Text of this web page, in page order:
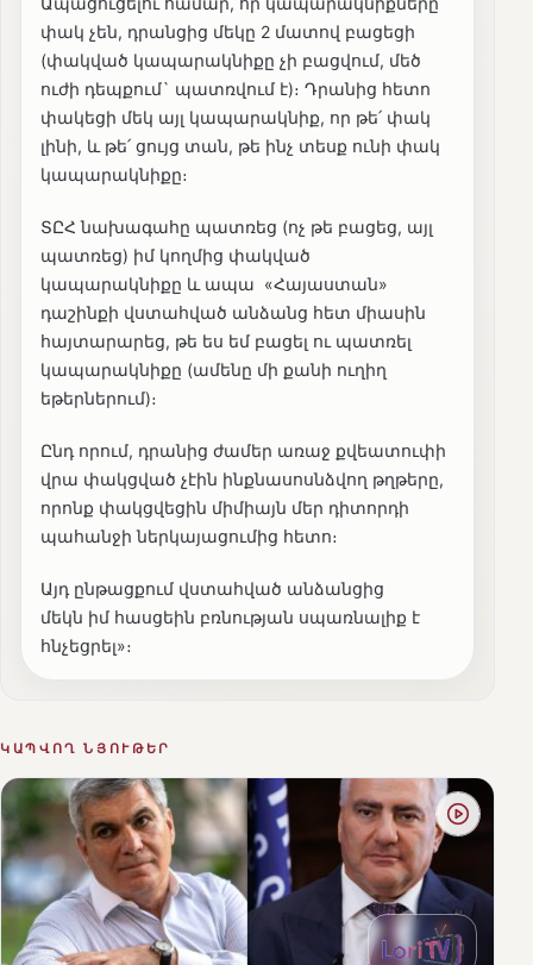
փակ չեն, դրանցից մեկը 2 մատով բացեցի
(փակված կապարակնիքը չի բացվում, մեծ
ուժի դեպքում` պատռվում է)։ Դրանից հետո
փակեցի մեկ այլ կապարակնիք, որ թե՛ փակ
լինի, և թե՛ ցույց տան, թե ինչ տեսք ունի փակ
կապարակնիքը։
ՏԸՀ նախագահը պատռեց (ոչ թե բացեց, այլ
պատռեց) իմ կողմից փակված
կապարակնիքը և ապա «Հայաստան»
դաշինքի վստահված անձանց հետ միասին
հայտարարեց, թե ես եմ բացել ու պատռել
կապարակնիքը (ամենը մի քանի ուղիղ
եթերներում)։
Ընդ որում, դրանից ժամեր առաջ քվեատուփի
վրա փակցված չէին ինքնասոսնձվող թղթերը,
որոնք փակցվեցին միմիայն մեր դիտորդի
պահանջի ներկայացումից հետո։
Այդ ընթացքում վստահված անձանցից
մեկն իմ հասցեին բռնության սպառնալիք է
հնչեցրել»։
ԿԱՊՎՈՂ ՆՅՈՒԹԵՐ